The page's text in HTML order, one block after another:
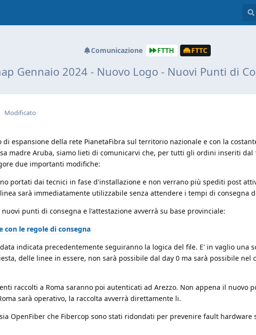
Comunicazione FTTH FTTC
Gennaio 2024 - Nuovo Logo - Nuovi Punti di
Modificato
di espansione della rete PianetaFibra sul territorio nazionale e con la
madre Aruba, siamo lieti di comunicarvi che, per tutti gli ordini inseriti dal
due importanti modifiche:
portati dai tecnici in fase d'installazione e non verrano più spediti post
sarà immediatamente utilizzabile senza attendere i tempi di consegna
punti di consegna e l'attestazione avverrà su base provinciale:
con le regole di consegna
indicata precedentemente seguiranno la logica del file. E' in vaglio una
delle linee in essere, non sarà possibile dal day 0 ma sarà possibile nel
raccolti a Roma saranno poi autenticati ad Arezzo. Non appena il nuovo
sarà operativo, la raccolta avverrà direttamente li.
OpenFiber che Fibercop sono stati ridondati per prevenire fault hardware